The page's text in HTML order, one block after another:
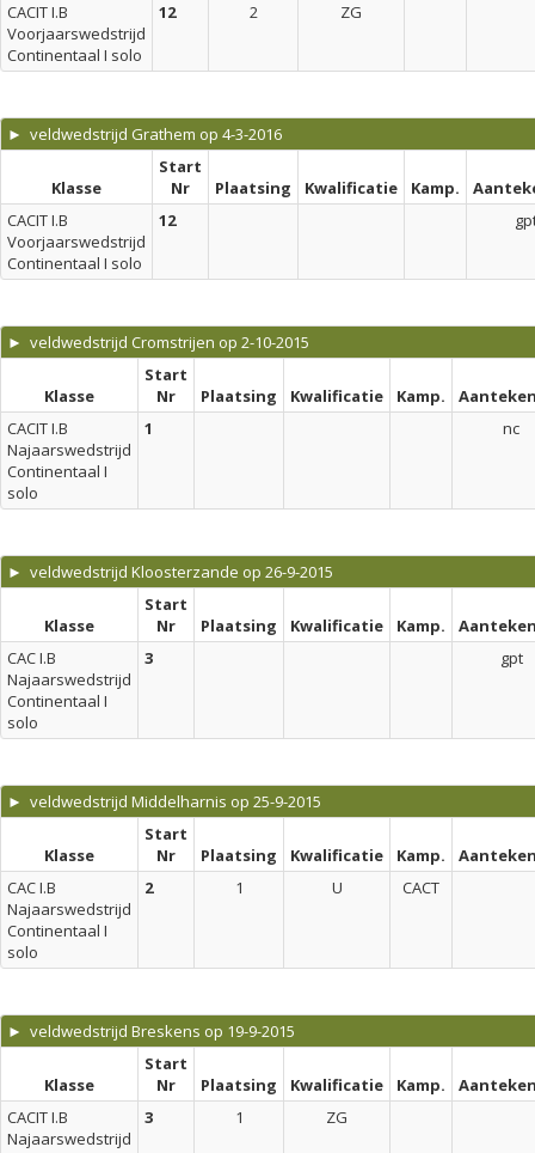
CACIT I.B
Voorjaarswedstrijd
Continentaal I solo
12 2 ZG
► veldwedstrijd Grathem op 4-3-2016
Klasse
Start
Nr
Plaatsing Kwalificatie Kamp.
CACIT I.B
Voorjaarswedstrijd
Continentaal I solo
12
► veldwedstrijd Cromstrijen op 2-10-2015
Klasse
Start
Nr
Plaatsing Kwalificatie Kamp.
CACIT I.B
Najaarswedstrijd
Continentaal I
solo
1 nc
► veldwedstrijd Kloosterzande op 26-9-2015
Klasse
Start
Nr
Plaatsing Kwalificatie Kamp.
CAC I.B
Najaarswedstrijd
Continentaal I
solo
3 gpt
► veldwedstrijd Middelharnis op 25-9-2015
Klasse
Start
Nr
Plaatsing Kwalificatie Kamp.
CAC I.B
Najaarswedstrijd
Continentaal I
solo
2 1 U CACT
► veldwedstrijd Breskens op 19-9-2015
Klasse
Start
Nr
Plaatsing Kwalificatie Kamp.
CACIT I.B
Najaarswedstrijd
3 1 ZG